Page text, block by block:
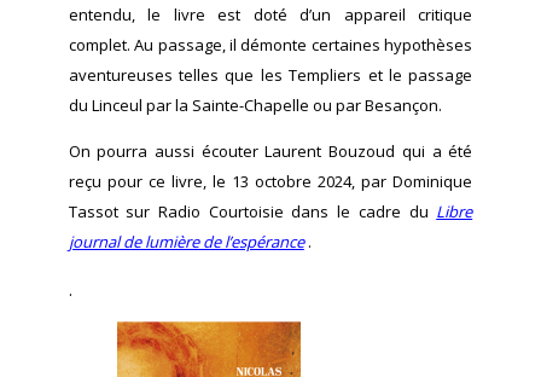
entendu, le livre est doté d’un appareil critique
complet. Au passage, il démonte certaines hypothèses
aventureuses telles que les Templiers et le passage
du Linceul par la Sainte-Chapelle ou par Besançon.
On pourra aussi écouter Laurent Bouzoud qui a été
reçu pour ce livre, le 13 octobre 2024, par Dominique
Tassot sur Radio Courtoisie dans le cadre du Libre
journal de lumière de l’espérance.
.